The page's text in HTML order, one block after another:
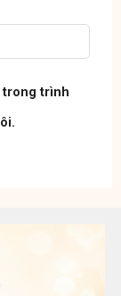
trong trình